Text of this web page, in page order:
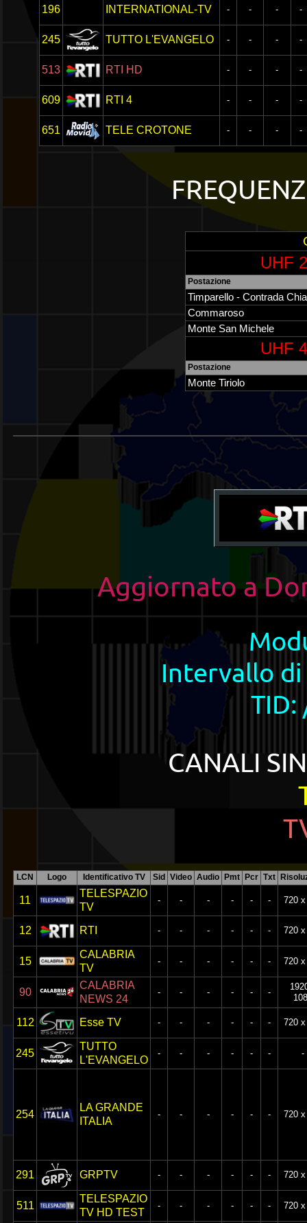
196 INTERNATIONAL-TV - - - -
245 TUTTO L'EVANGELO - - - -
513 RTI HD - - - -
609 RTI 4 - - - -
651 TELE CROTONE - - - -
UHF
Postazione
Timparello - Contrada
Commaroso
Monte San Michele
UHF
Postazione
Monte Tiriolo
Aggiornato a
Intervallo di
TID:
CANALI
LCN Logo Identificativo TV Sid Video Audio Pmt Pcr Txt
11
TELESPAZIO
TV
- - - - - - 720
12 RTI - - - - - - 720
15
CALABRIA
TV
- - - - - - 720
90
CALABRIA
NEWS 24
- - - - - -
112 Esse TV - - - - - - 720
245
TUTTO
L'EVANGELO
- - - - - - -
254
LA GRANDE
ITALIA
- - - - - - 720
291 GRPTV - - - - - - 720
511
TELESPAZIO
TV HD TEST
- - - - - - 720